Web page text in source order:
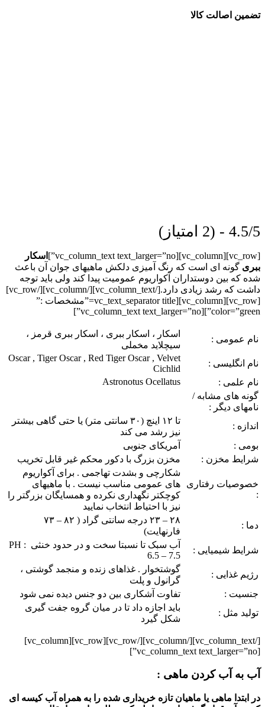
تضمین اصالت کالا
4.5/5 - (2 امتیاز)
[vc_row][vc_column][vc_column_text text_larger=”no”]
اسکار
ببری گونه ای است که رنگ آمیزی دلکش ماهیهای جوان آن باعث
شده که بین دوستداران آکواریوم عمومیت پیدا کند ولی باید توجه
داشت که رشد زیادی دارد.
[/vc_column_text][/vc_column][/vc_row]
[vc_row][vc_column][vc_text_separator title=”مشخصات :”
color=”green”][vc_column_text text_larger=”no”]
نام عمومی :
اسکار ، اسکار ببری ، اسکار ببری قرمز ،
سیچلاید مخملی
نام انگلیسی :
Oscar , Tiger Oscar , Red Tiger Oscar , Velvet
Cichlid
نام علمی :
Astronotus Ocellatus
گونه های مشابه /
نامهای دیگر :
اندازه :
تا ۱۲ اینچ (۳۰ سانتی متر) یا حتی گاهی بیشتر
نیز رشد می کند
بومی :
آمریکای جنوبی
شرایط مخزن :
مخزن بزرگ با دکور محکم غیر قابل تخریب
خصوصیات رفتاری
:
شکارچی و بشدت تهاجمی . برای آکواریوم
های عمومی مناسب نیست . با ماهیهای
کوچکتر نگهداری نکرده و همسایگان بزرگتر را
نیز با احتیاط انتخاب نمایید
دما :
۲۸ – ۲۳ درجه سانتی گراد ( ۸۲ – ۷۳
فارنهایت)
شرایط شیمیایی :
آب سبک تا نسبتا سخت و در حدود خنثی PH :
6.5 – 7.5
رژیم غذایی :
گوشتخوار . غذاهای زنده و منجمد گوشتی ،
گرانول و پلت
جنسیت :
تفاوت آشکاری بین دو جنس دیده نمی شود
تولید مثل :
باید اجازه داد تا در میان گروه جفت گیری
شکل گیرد
[/vc_column_text][/vc_column][/vc_row][vc_row][vc_column]
[vc_column_text text_larger=”no”]
آب به آب کردن ماهی :
در ابتدا ماهی یا ماهیان تازه خریداری شده را به همراه آب کیسه ای